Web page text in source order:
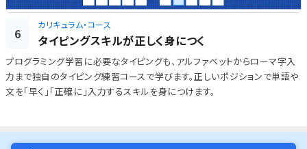
6
カリキュラム・コース
タイピングスキルが正しく身につく
プログラミング学習に必要なタイピングも、アルファベットからローマ字入
力まで独自のタイピング練習コースで学びます。正しいポジションで単語や
文を「早く」「正確に」入力するスキルを身につけます。